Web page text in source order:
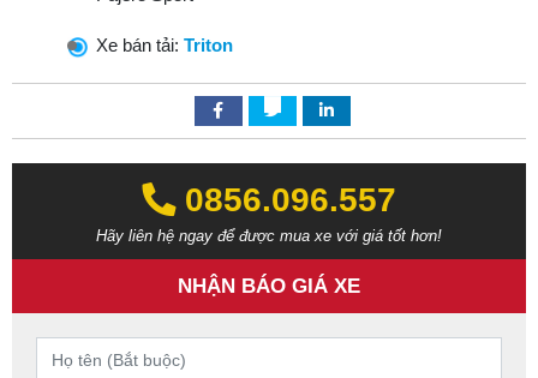
0856.096.557‬‬
Hãy liên hệ ngay để được mua xe với giá tốt hơn!
NHẬN BÁO GIÁ XE
Xe bán tải: Triton